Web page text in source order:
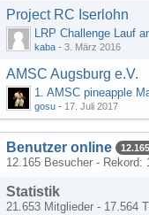
Project RC Iserlohn
LRP Challenge Lauf
kaba - 3. März 2016
AMSC Augsburg e.V.
1. AMSC pineapple
gosu - 17. Juli 2017
Benutzer online 12.165
12.165 Besucher - Rekord:
Statistik
21.653 Mitglieder - 17.564